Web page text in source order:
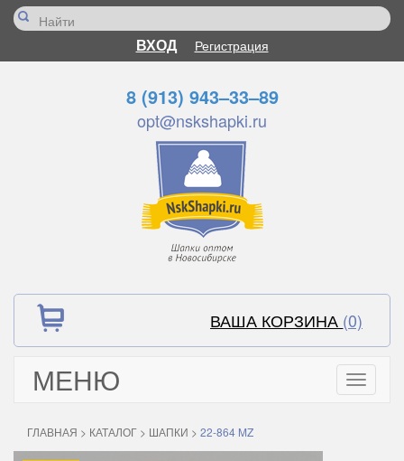
ВХОД Регистрация
8 (913) 943–33–89
opt@nskshapki.ru
ВАША КОРЗИНА (0)
МЕНЮ
Toggle
ГЛАВНАЯ > КАТАЛОГ > ШАПКИ > 22-864 MZ